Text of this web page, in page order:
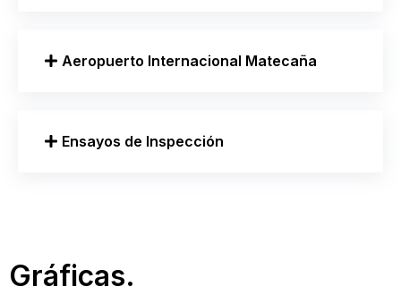
Aeropuerto Internacional Matecaña
Ensayos de Inspección
Gráficas.